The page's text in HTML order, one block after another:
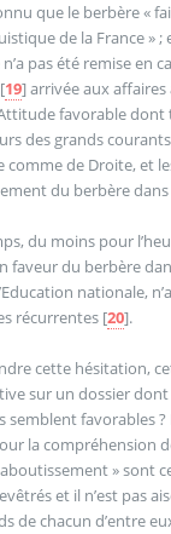
que le berbère «
de la France » ;
pas été remise en
19]arrivée aux affaires
favorable dont
des grands
comme de Droite, et
du berbère dans
du moins pour
faveur du berbère
nationale,
récurrentes[20].
cette hésitation,
sur un dossier
semblent favorables ?
la compréhension
» sont
et il n’est pas
de chacun d’entre